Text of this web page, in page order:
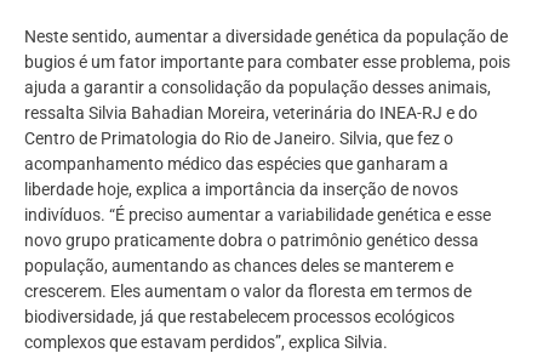
Neste sentido, aumentar a diversidade genética da população de
bugios é um fator importante para combater esse problema, pois
ajuda a garantir a consolidação da população desses animais,
ressalta Silvia Bahadian Moreira, veterinária do INEA-RJ e do
Centro de Primatologia do Rio de Janeiro. Silvia, que fez o
acompanhamento médico das espécies que ganharam a
liberdade hoje, explica a importância da inserção de novos
indivíduos. “É preciso aumentar a variabilidade genética e esse
novo grupo praticamente dobra o patrimônio genético dessa
população, aumentando as chances deles se manterem e
crescerem. Eles aumentam o valor da floresta em termos de
biodiversidade, já que restabelecem processos ecológicos
complexos que estavam perdidos”, explica Silvia.